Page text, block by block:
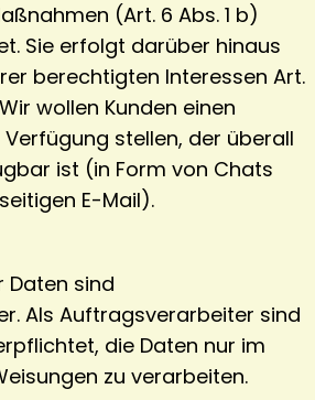
(Art. 6 Abs. 1 b)
Sie erfolgt darüber hinaus
berechtigten Interessen Art.
wollen Kunden einen
stellen, der überall
ist (in Form von Chats
E-Mail).
Daten sind
Als Auftragsverarbeiter sind
die Daten nur im
zu verarbeiten.